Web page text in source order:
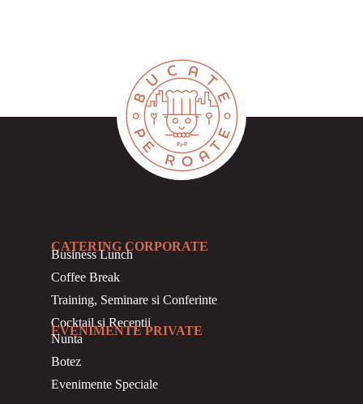
CATERING CORPORATE
BusinessLunch
Coffee Break
Training, Seminare si Conferinte
Cocktail si Receptii
EVENIMENTE PRIVATE
Nunta
Botez
Evenimente Speciale